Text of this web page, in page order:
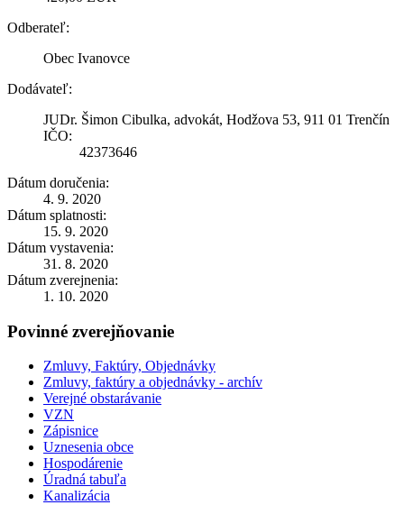
Odberateľ:
Obec Ivanovce
Dodávateľ:
JUDr. Šimon Cibulka, advokát, Hodžova 53, 911 01 Trenčín
IČO:
42373646
Dátum doručenia:
4. 9. 2020
Dátum splatnosti:
15. 9. 2020
Dátum vystavenia:
31. 8. 2020
Dátum zverejnenia:
1. 10. 2020
Povinné zverejňovanie
Zmluvy, Faktúry, Objednávky
Zmluvy, faktúry a objednávky - archív
Verejné obstarávanie
VZN
Zápisnice
Uznesenia obce
Hospodárenie
Úradná tabuľa
Kanalizácia